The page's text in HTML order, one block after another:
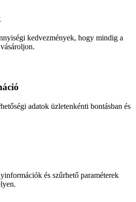
kedvezmények, hogy mindig a
adatok üzletenkénti bontásban és
és szűrhető paraméterek